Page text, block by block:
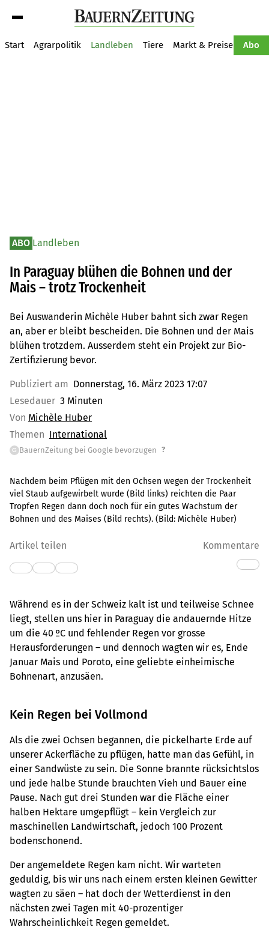
Start Agrarpolitik Landleben Tiere Markt & Preise Abo
ABO Landleben
In Paraguay blühen die Bohnen und der
Mais – trotz Trockenheit
Bei Auswanderin Michèle Huber bahnt sich zwar Regen
an, aber er bleibt bescheiden. Die Bohnen und der Mais
blühen trotzdem. Ausserdem steht ein Projekt zur Bio-
Zertifizierung bevor.
Publiziert am Donnerstag, 16. März 2023 17:07
Lesedauer 3 Minuten
Von Michèle Huber
Themen International
G BauernZeitung bei Google bevorzugen ?
Nachdem beim Pflügen mit den Ochsen wegen der Trockenheit
viel Staub aufgewirbelt wurde (Bild links) reichten die Paar
Tropfen Regen dann doch noch für ein gutes Wachstum der
Bohnen und des Maises (Bild rechts). (Bild: Michèle Huber)
Artikel teilen Kommentare
Während es in der Schweiz kalt ist und teilweise Schnee
liegt, stellen uns hier in Paraguay die andauernde Hitze
um die 40 ºC und fehlender Regen vor grosse
Herausforderungen – und dennoch wagten wir es, Ende
Januar Mais und Poroto, eine geliebte einheimische
Bohnenart, anzusäen.
Kein Regen bei Vollmond
Als die zwei Ochsen begannen, die pickelharte Erde auf
unserer Ackerfläche zu pflügen, hatte man das Gefühl, in
einer Sandwüste zu sein. Die Sonne brannte rücksichtslos
und jede halbe Stunde brauchten Vieh und ­Bauer eine
Pause. Nach gut drei Stunden war die Fläche einer
halben Hektare umgepflügt – kein Vergleich zur
maschinellen Landwirtschaft, jedoch 100 Prozent
bodenschonend.
Der angemeldete Regen kam nicht. Wir warteten
geduldig, bis wir uns nach einem ersten kleinen Gewitter
wagten zu säen – hat doch der Wetterdienst in den
nächsten zwei Tagen mit 40-prozentiger
Wahrscheinlichkeit Regen gemeldet.